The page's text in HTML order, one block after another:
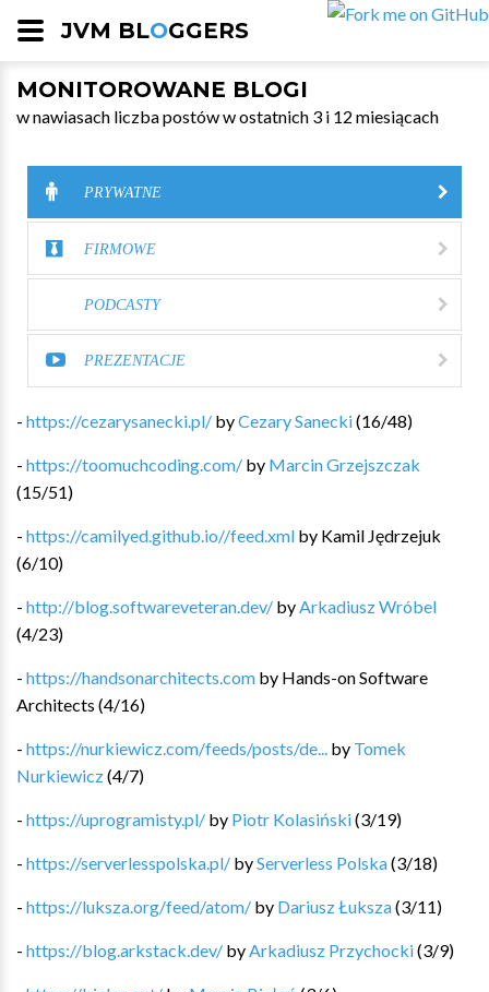
JVM BLOGGERS
MONITOROWANE BLOGI
w nawiasach liczba postów w ostatnich 3 i 12 miesiącach
PRYWATNE
FIRMOWE
PODCASTY
PREZENTACJE
- https://cezarysanecki.pl/ byCezary Sanecki(16/48)
- https://toomuchcoding.com/ by Marcin Grzejszczak
(15/51)
- https://camilyed.github.io//feed.xml by Kamil Jędrzejuk
(6/10)
- http://blog.softwareveteran.dev/ by Arkadiusz Wróbel
(4/23)
- https://handsonarchitects.com by Hands-on Software
Architects (4/16)
- https://nurkiewicz.com/feeds/posts/de... by Tomek
Nurkiewicz(4/7)
- https://uprogramisty.pl/ by Piotr Kolasiński(3/19)
- https://serverlesspolska.pl/ byServerless Polska(3/18)
- https://luksza.org/feed/atom/ by Dariusz Łuksza(3/11)
- https://blog.arkstack.dev/ by Arkadiusz Przychocki(3/9)